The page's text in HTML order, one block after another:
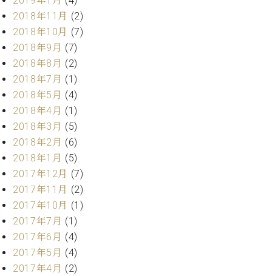
マ
ン
ト
ラ
デ
ィ
シ
ョ
ン
W.
ホ
フ
マ
ン
ヴ
ィ
ジ
ョ
ン
セ
ン
タ
ー
ス
タ
ッ
フ
ご
拶
技
術
者
紹
展示
情報
【ユ
2018年11月 (2)
2018年10月 (7)
2018年9月 (7)
2018年8月 (2)
2018年7月 (1)
2018年5月 (4)
2018年4月 (1)
2018年3月 (5)
2018年2月 (6)
2018年1月 (5)
2017年12月 (7)
2017年11月 (2)
2017年10月 (1)
2017年7月 (1)
2017年6月 (4)
2017年5月 (4)
2017年4月 (2)